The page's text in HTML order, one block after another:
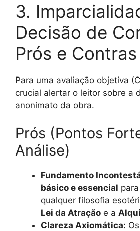
3.
Decisão de
Prós e Contras
Para uma avaliação objetiva
crucial alertar o leitor sobre a
anonimato da obra.
Prós (Pontos
Análise)
Fundamento
básico e essencial
qualquer filosofia
Lei da Atração e a
Clareza Axiomática: